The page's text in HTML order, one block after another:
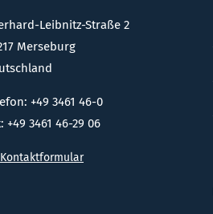
Leibnitz-Straße 2
Merseburg
+49 3461 46-0
+49 3461 46-29 06
Kontaktformular